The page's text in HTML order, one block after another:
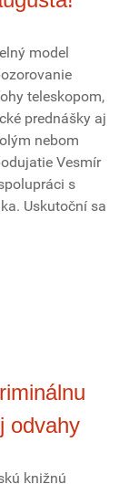
model
teleskopom,
prednášky aj
nebom
Vesmír
s
Uskutoční sa
odvahy
knižnú